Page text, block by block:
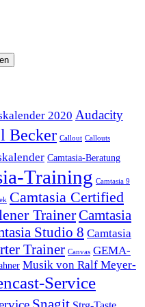
2020 Audacity
Becker Callout Callouts
Camtasia-Beratung
Training Camtasia 9
Camtasia Certified
TrainerCamtasia
Studio 8 Camtasia
Trainer Canvas GEMA-
Musik von Ralf Meyer-
Service